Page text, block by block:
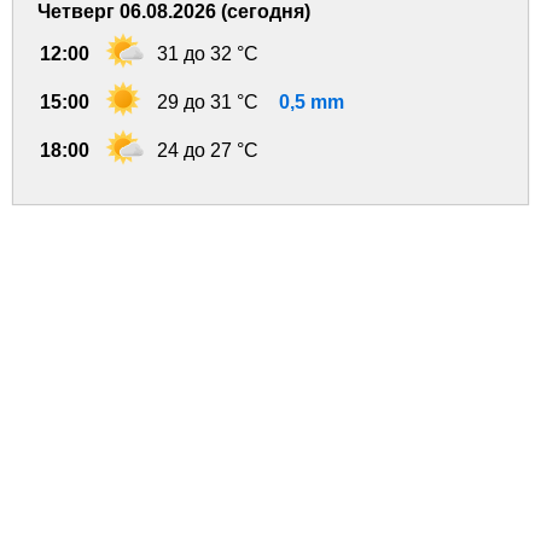
Четверг 06.08.2026 (сегодня)
12:00 31 до 32 °C
15:00 29 до 31 °C 0,5 mm
18:00 24 до 27 °C